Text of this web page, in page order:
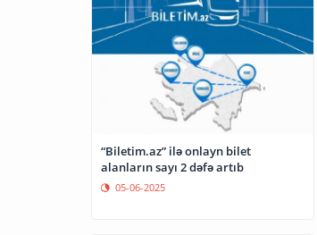
“Biletim.az” ilə onlayn bilet
alanların sayı 2 dəfə artıb
05-06-2025